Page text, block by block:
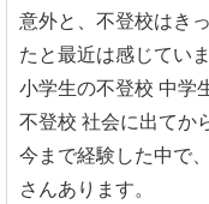
意外と、不登校はき
たと最近は感じていま
小学生の不登校 中学
不登校 社会に出てか
今まで経験した中で
さんあります。